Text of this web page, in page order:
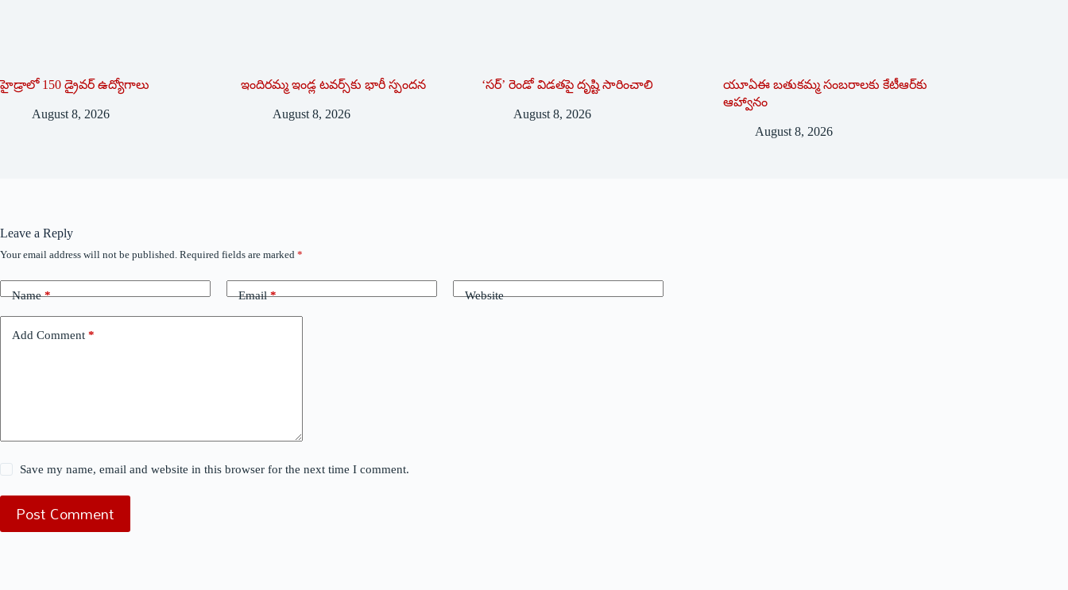
హైడ్రాలో 150 డ్రైవర్‌ ఉద్యోగాలు
August 8, 2026
ఇందిరమ్మ ఇండ్ల టవర్స్‌కు భారీ స్పందన
August 8, 2026
‘సర్’ రెండో విడతపై దృష్టి సారించాలి
August 8, 2026
యూఏఈ బతుకమ్మ సంబరాలకు కేటీఆర్‌కు
ఆహ్వానం
August 8, 2026
Leave a Reply
Your email address will not be published. Required fields are marked *
Name* Email* Website
Add Comment *
Save my name, email and website in this browser for the next time I comment.
Post Comment